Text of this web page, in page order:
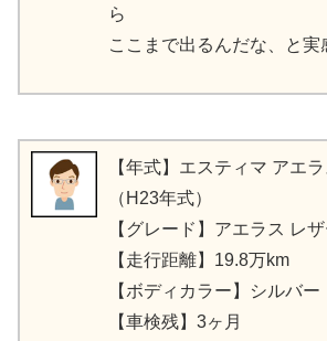
ら
ここまで出るんだな、と実
【年式】エスティマ アエ
（H23年式）
【グレード】アエラス レ
【走行距離】19.8万km
【ボディカラー】シルバー
【車検残】3ヶ月